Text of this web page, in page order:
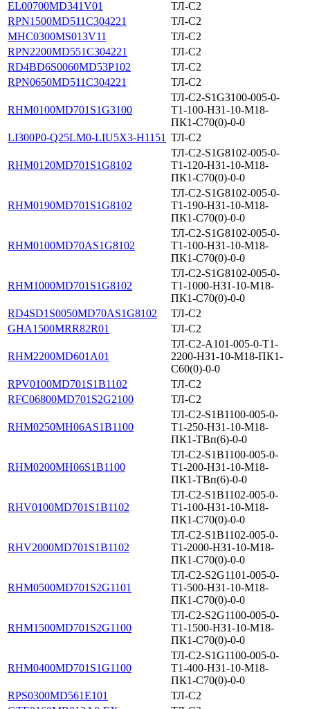
EL00700MD341V01
ТЛ-С2
RPN1500MD511C304221
ТЛ-С2
MHC0300MS013V11
ТЛ-С2
RPN2200MD551C304221
ТЛ-С2
RD4BD6S0060MD53P102
ТЛ-С2
RPN0650MD511C304221
ТЛ-С2
RHM0100MD701S1G3100
ТЛ-С2-S1G3100-005-0-
Т1-100-НЗ1-10-М18-
ПК1-С70(0)-0-0
LI300P0-Q25LM0-LIU5X3-H1151 ТЛ-С2
RHM0120MD701S1G8102
ТЛ-С2-S1G8102-005-0-
Т1-120-НЗ1-10-М18-
ПК1-С70(0)-0-0
RHM0190MD701S1G8102
ТЛ-С2-S1G8102-005-0-
Т1-190-НЗ1-10-М18-
ПК1-С70(0)-0-0
RHM0100MD70AS1G8102
ТЛ-С2-S1G8102-005-0-
Т1-100-НЗ1-10-М18-
ПК1-С70(0)-0-0
RHM1000MD701S1G8102
ТЛ-С2-S1G8102-005-0-
Т1-1000-НЗ1-10-М18-
ПК1-С70(0)-0-0
RD4SD1S0050MD70AS1G8102
ТЛ-С2
GHA1500MRR82R01
ТЛ-С2
RHM2200MD601A01
ТЛ-С2-А101-005-0-Т1-
2200-НЗ1-10-М18-ПК1-
С60(0)-0-0
RPV0100MD701S1B1102
ТЛ-С2
RFC06800MD701S2G2100
ТЛ-С2
RHM0250MH06AS1B1100
ТЛ-С2-S1B1100-005-0-
Т1-250-НЗ1-10-М18-
ПК1-ТВп(6)-0-0
RHM0200MH06S1B1100
ТЛ-С2-S1B1100-005-0-
Т1-200-НЗ1-10-М18-
ПК1-ТВп(6)-0-0
RHV0100MD701S1B1102
ТЛ-С2-S1B1102-005-0-
Т1-100-НЗ1-10-М18-
ПК1-С70(0)-0-0
RHV2000MD701S1B1102
ТЛ-С2-S1B1102-005-0-
Т1-2000-НЗ1-10-М18-
ПК1-С70(0)-0-0
RHM0500MD701S2G1101
ТЛ-С2-S2G1101-005-0-
Т1-500-НЗ1-10-М18-
ПК1-С70(0)-0-0
RHM1500MD701S2G1100
ТЛ-С2-S2G1100-005-0-
Т1-1500-НЗ1-10-М18-
ПК1-С70(0)-0-0
RHM0400MD701S1G1100
ТЛ-С2-S1G1100-005-0-
Т1-400-НЗ1-10-М18-
ПК1-С70(0)-0-0
RPS0300MD561E101
ТЛ-С2